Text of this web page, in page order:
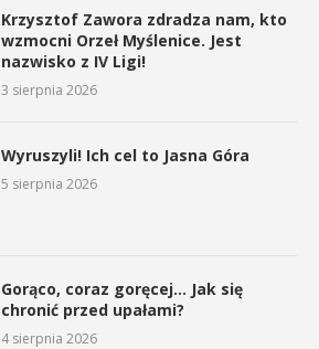
Krzysztof Zawora zdradza nam, kto
wzmocni Orzeł Myślenice. Jest
nazwisko z IV Ligi!
3 sierpnia 2026
Wyruszyli! Ich cel to Jasna Góra
5 sierpnia 2026
Gorąco, coraz goręcej… Jak się
chronić przed upałami?
4 sierpnia 2026